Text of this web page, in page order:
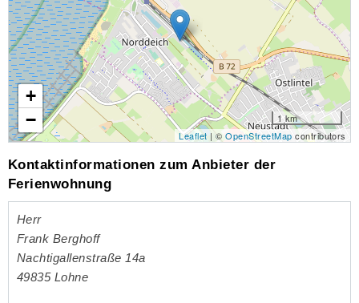
+
−
1 km
Leaflet | ©OpenStreetMap contributors
Kontaktinformationen zum Anbieter der
Ferienwohnung
Herr
Frank Berghoff
Nachtigallenstraße 14a
49835 Lohne